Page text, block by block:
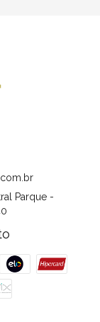
Parque -